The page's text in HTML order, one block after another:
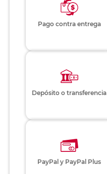
Pago contra entrega
Depósito o transferencia
PayPal y PayPal Plus